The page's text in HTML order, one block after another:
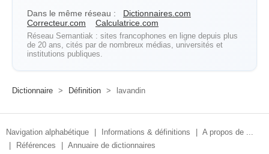
Dans le même réseau :
Dictionnaires.com
Correcteur.com
Calculatrice.com
Réseau Semantiak : sites francophones en ligne depuis plus
de 20 ans, cités par de nombreux médias, universités et
institutions publiques.
Dictionnaire > Définition > lavandin
Navigation alphabétique Informations & définitions
A propos de ...
Références Annuaire de dictionnaires